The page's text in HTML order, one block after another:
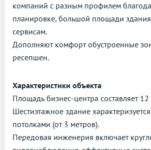
компаний с разным профилем
планировке, большой площади
сервисам.
Дополняют комфорт обустроенные
ресепшен.
Характеристики объекта
Площадь бизнес-центра составляет
Шестиэтажное здание
потолками (от 3 метров).
Передовая инженерия включает